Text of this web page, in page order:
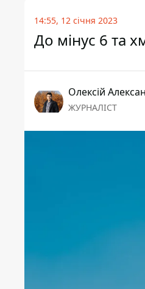
14:55, 12 січня 2023
До мінус 6 та
Олексій
ЖУРНАЛІСТ